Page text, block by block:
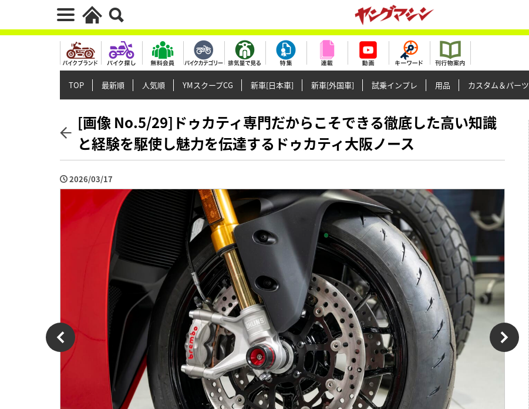
TOP 最新順 人気順 YMスクープCG 新車[日本車] 新車[外国車] 試乗インプレ 用品 カスタム＆パーツ
[画像 No.5/29]ドゥカティ専門だからこそできる徹底した高い知識
と経験を駆使し魅力を伝達するドゥカティ大阪ノース
2026/03/17